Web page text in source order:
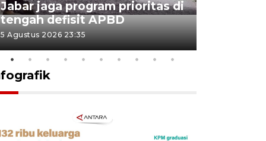
Jabar jaga program prioritas di
tengah defisit APBD
5 Agustus 2026 23:35